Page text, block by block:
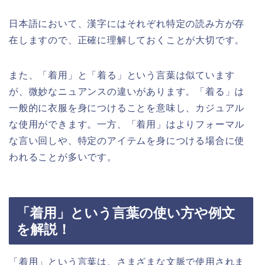
日本語において、漢字にはそれぞれ特定の読み方が存
在しますので、正確に理解しておくことが大切です。
また、「着用」と「着る」という言葉は似ています
が、微妙なニュアンスの違いがあります。「着る」は
一般的に衣服を身につけることを意味し、カジュアル
な使用ができます。一方、「着用」はよりフォーマル
な言い回しや、特定のアイテムを身につける場合に使
われることが多いです。
「着用」という言葉の使い方や例文
を解説！
「着用」という言葉は、さまざまな文脈で使用されま